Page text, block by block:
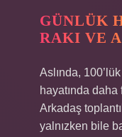
GÜNLÜK
RAKI VE
Aslında,
hayatında
Arkadaş
yalnızken bile